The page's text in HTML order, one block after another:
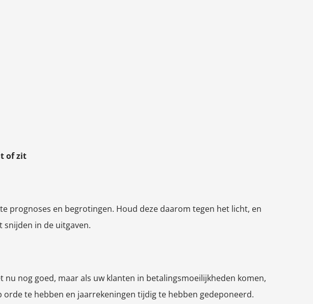
of zit
prognoses en begrotingen. Houd deze daarom tegen het licht, en
snijden in de uitgaven.
nog goed, maar als uw klanten in betalingsmoeilijkheden komen,
te hebben en jaarrekeningen tijdig te hebben gedeponeerd.